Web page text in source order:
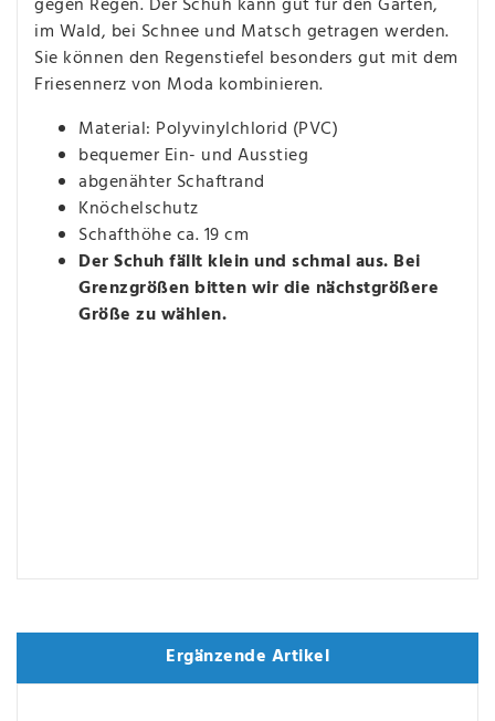
im Wald, bei Schnee und Matsch getragen werden.
Sie können den Regenstiefel besonders gut mit dem
Friesennerz von Moda kombinieren.
Material: Polyvinylchlorid (PVC)
bequemer Ein- und Ausstieg
abgenähter Schaftrand
Knöchelschutz
Schafthöhe ca. 19 cm
Der Schuh fällt klein und schmal aus. Bei
Grenzgrößen bitten wir die nächstgrößere
Größe zu wählen.
Ergänzende Artikel